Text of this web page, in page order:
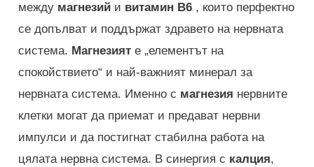
между магнезий и витамин B6 , които перфектно
се допълват и поддържат здравето на нервната
система. Магнезият е „елементът на
спокойствието“ и най-важният минерал за
нервната система. Именно с магнезия нервните
клетки могат да приемат и предават нервни
импулси и да постигнат стабилна работа на
цялата нервна система. В синергия с калция,